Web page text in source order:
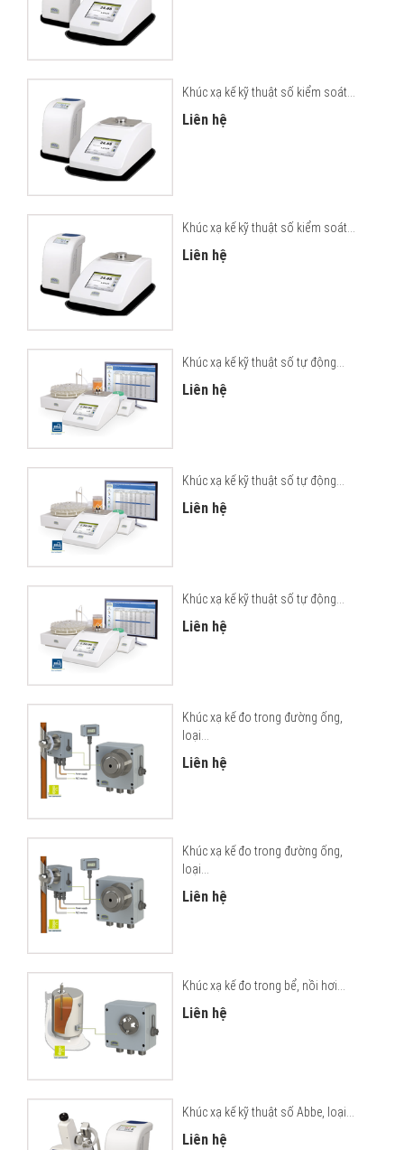
Khúc xạ kế kỹ thuật số kiểm soát...
Liên hệ
Khúc xạ kế kỹ thuật số kiểm soát...
Liên hệ
Khúc xạ kế kỹ thuật số tự động...
Liên hệ
Khúc xạ kế kỹ thuật số tự động...
Liên hệ
Khúc xạ kế kỹ thuật số tự động...
Liên hệ
Khúc xạ kế đo trong đường ống,
loại...
Liên hệ
Khúc xạ kế đo trong đường ống,
loại...
Liên hệ
Khúc xạ kế đo trong bể, nồi hơi...
Liên hệ
Khúc xạ kế kỹ thuật số Abbe, loại...
Liên hệ